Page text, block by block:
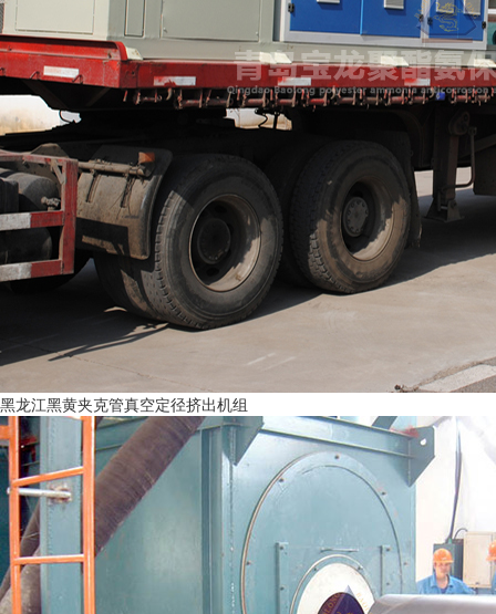
黑龙江黑黄夹克管真空定径挤出机组